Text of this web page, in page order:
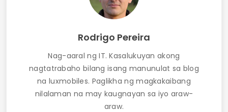
Rodrigo Pereira
Nag-aaral ng IT. Kasalukuyan akong
nagtatrabaho bilang isang manunulat sa blog
na luxmobiles. Paglikha ng magkakaibang
nilalaman na may kaugnayan sa iyo araw-
araw.